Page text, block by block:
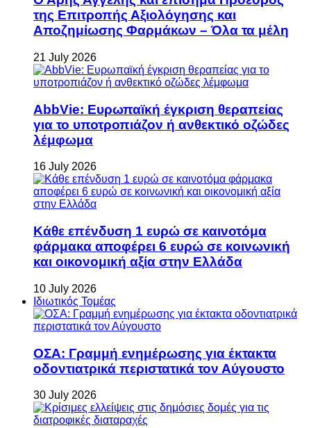
της Επιτροπής Αξιολόγησης και
Αποζημίωσης Φαρμάκων – Όλα τα μέλη
21 July 2026
AbbVie: Ευρωπαϊκή έγκριση θεραπείας
για το υποτροπιάζον ή ανθεκτικό οζώδες
λέμφωμα
16 July 2026
Κάθε επένδυση 1 ευρώ σε καινοτόμα
φάρμακα αποφέρει 6 ευρώ σε κοινωνική
και οικονομική αξία στην Ελλάδα
10 July 2026
Ιδιωτικός Τομέας
ΟΣΑ: Γραμμή ενημέρωσης για έκτακτα
οδοντιατρικά περιστατικά τον Αύγουστο
30 July 2026